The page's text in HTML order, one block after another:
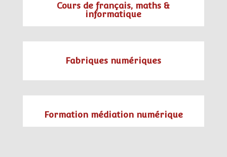
Cours de français, maths &
informatique
Fabriques numériques
Formation médiation numérique